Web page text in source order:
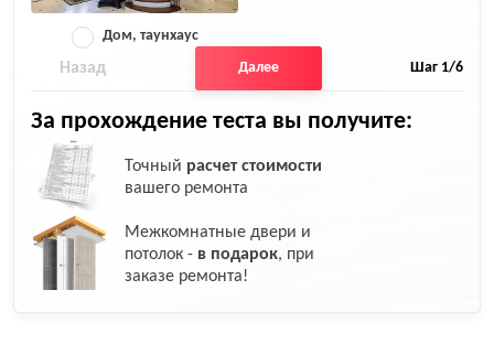
Дом, таунхаус
Назад Далее Шаг 1/6
За прохождение теста вы получите:
Точный расчет стоимости
вашего ремонта
Межкомнатные двери и
потолок - в подарок, при
заказе ремонта!